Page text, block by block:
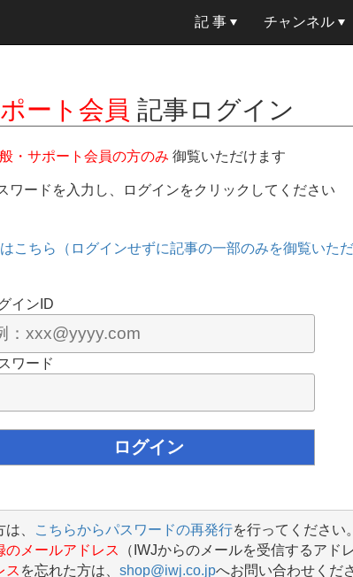
記 事 チャンネル
ート会員 記事ログイン
・サポート会員の方のみ 御覧いただけます
ワードを入力し、ログインをクリックしてください
こちら（ログインせずに記事の一部のみを御覧いただ
インID
ワード
、 こちらからパスワードの再発行を行ってください。
のメールアドレス （IWJからのメールを受信するアド
ス を忘れた方は、 shop@iwj.co.jpへお問い合わせくだ